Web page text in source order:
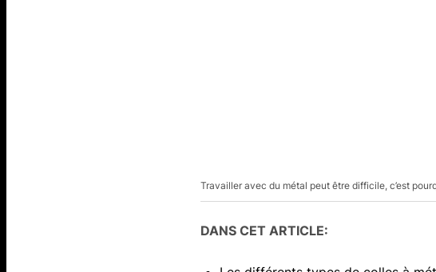
Travailler avec du métal peut être difficile, c’est
DANS CET ARTICLE: